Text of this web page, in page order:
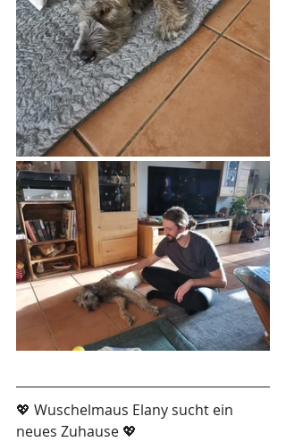
💖 Wuschelmaus Elany sucht ein
neues Zuhause 💖